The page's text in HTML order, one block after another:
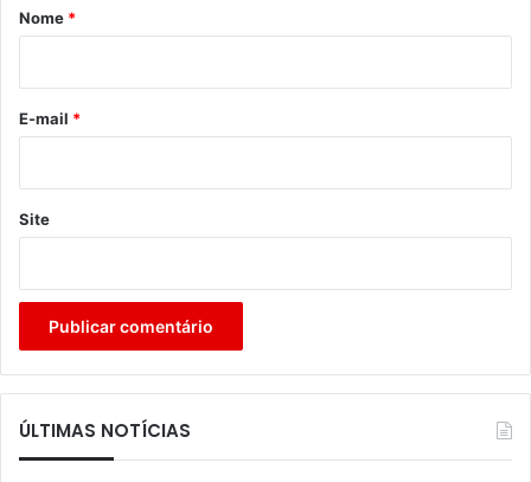
r
*
Nome *
E-mail *
Site
ÚLTIMAS NOTÍCIAS